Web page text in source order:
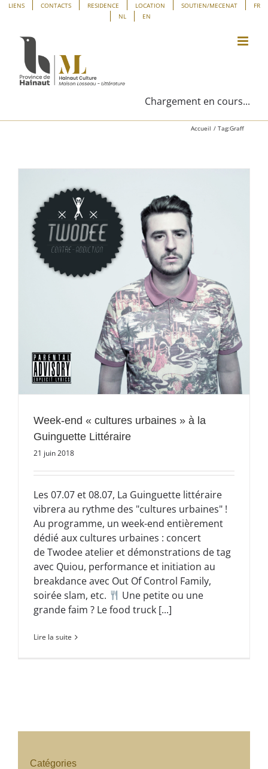
Panneau de gestion des cookies
Passer
contenu
LIENS CONTACTS RESIDENCE LOCATION SOUTIEN/MECENAT
FR
NL
EN
Chargement en cours...
Accueil Tag:Graff
Week-end « cultures urbaines » à la
Guinguette Littéraire
21 juin 2018
Les 07.07 et 08.07, La Guinguette littéraire
vibrera au rythme des "cultures urbaines" !
Au programme, un week-end entièrement
dédié aux cultures urbaines : concert
de Twodee atelier et démonstrations de tag
avec Quiou, performance et initiation au
breakdance avec Out Of Control Family,
soirée slam, etc.
Une petite ou une
grande faim ? Le food truck [...]
Lire la suite
Catégories